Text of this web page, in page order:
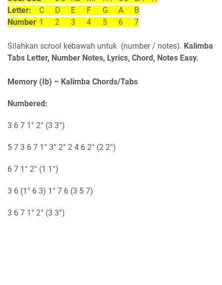
Letter:
C D E F G A
B
Number 1 2 3 4 5 6 7
Silahkan scrool kebawah untuk (number / notes). Kalimba
Tabs Letter, Number Notes, Lyrics, Chord, Notes Easy.
Memory (Ib) – Kalimba Chords/Tabs
Numbered:
3 6 7 1° 2° (3 3°)
5 7 3 6 7 1° 3° 2° 2 4 6 2° (2 2°)
6 7 1° 2° (1 1°)
3 6 (1° 6 3) 1° 7 6 (3 5 7)
3 6 7 1° 2° (3 3°)